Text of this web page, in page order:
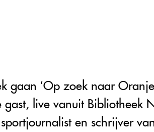
gaan ‘Op zoek naar
live vanuit Bibliotheek
en schrijver